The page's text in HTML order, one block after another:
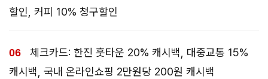
할인, 커피 10% 청구할인
체크카드: 한진 훗타운 20% 캐시백, 대중교통 15%
캐시백, 국내 온라인쇼핑 2만원당 200원 캐시백